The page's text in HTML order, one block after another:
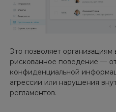
Это позволяет организациям
рискованное поведение —
конфиденциальной
агрессии или нарушения
регламентов.